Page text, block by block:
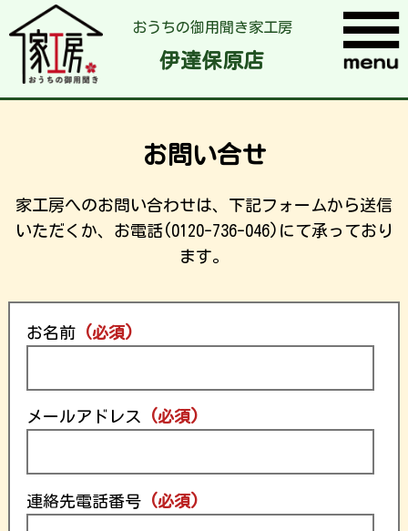
おうちの御用聞き家工房
伊達保原店
お問い合せ
家工房へのお問い合わせは、下記フォームから送信
いただくか、お電話(0120-736-046)にて承っており
ます。
お名前 (必須)
メールアドレス (必須)
連絡先電話番号 (必須)